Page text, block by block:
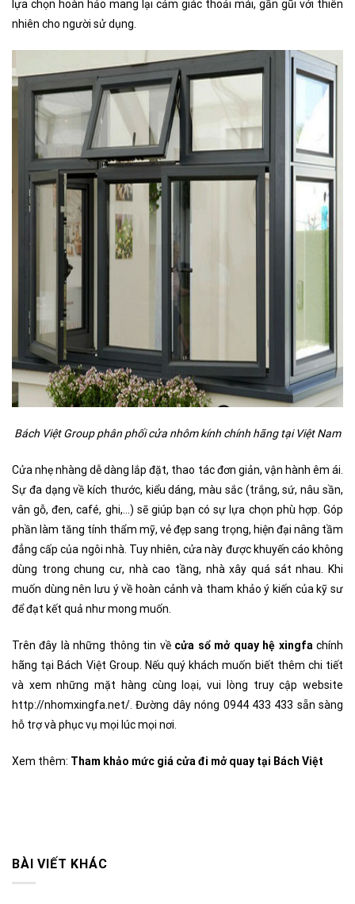
lựa chọn hoàn hảo mang lại cảm giác thoải mái, gần gũi với thiên
nhiên cho người sử dụng.
Bách Việt Group phân phối cửa nhôm kính chính hãng tại Việt Nam
Cửa nhẹ nhàng dễ dàng lắp đặt, thao tác đơn giản, vận hành êm ái.
Sự đa dạng về kích thước, kiểu dáng, màu sắc (trắng, sứ, nâu sần,
vân gỗ, đen, café, ghi,…) sẽ giúp bạn có sự lựa chọn phù hợp. Góp
phần làm tăng tính thẩm mỹ, vẻ đẹp sang trọng, hiện đại nâng tầm
đẳng cấp của ngôi nhà. Tuy nhiên, cửa này được khuyến cáo không
dùng trong chung cư, nhà cao tầng, nhà xây quá sát nhau. Khi
muốn dùng nên lưu ý về hoàn cảnh và tham khảo ý kiến của kỹ sư
để đạt kết quả như mong muốn.
Trên đây là những thông tin về cửa sổ mở quay hệ xingfachính
hãng tại Bách Việt Group. Nếu quý khách muốn biết thêm chi tiết
và xem những mặt hàng cùng loại, vui lòng truy cập website
http://nhomxingfa.net/ . Đường dây nóng 0944 433 433 sẵn sàng
hỗ trợ và phục vụ mọi lúc mọi nơi.
Xem thêm: Tham khảo mức giá cửa đi mở quay tại Bách Việt
BÀI VIẾT KHÁC